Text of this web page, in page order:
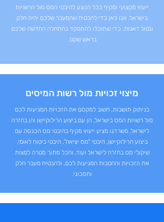
ייעוץ מקצועי ומקיף בכל הנוגע להיבטי המס מול הרשויות
בישראל. אנו כאן כדי להבטיח שהמעבר שלכם יהיה חלק
ונטול דאגות, כדי שתוכלו להתמקד בהתחלה החדשה שלכם
בראש שקט.
מיצוי זכויות מול רשות המיסים
בניתוק תושבות, חשוב למקסם את הזכויות המגיעות לכם
מול רשויות המס בישראל, הן עם ביצוע הרילוקיישן והן בחזרה
לישראל. משרדנו מציע ייעוץ מקיף בהיבטי מס הכנסה עם
ביצוע הרילוקיישן, היבטי "מס יציאה", היבטי ביטוח לאומי,
שיקולי מס בחזרה לישראל ועוד, והכל מתוך מטרה למצות
את הזכויות וההטבות המגיעות לכם, ולהבטיח מעבר חלק
וחסכוני.